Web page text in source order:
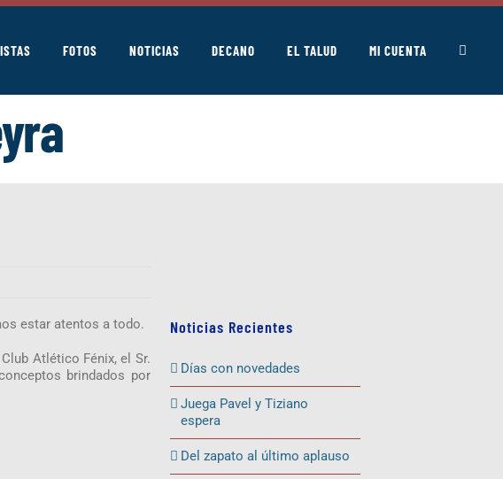
FOTOS NOTICIAS DECANO EL TALUD MI CUENTA
estar atentos a todo.
Atlético Fénix, el Sr.
brindados por
Noticias Recientes
Días con novedades
Juega Pavel y Tiziano
espera
Del zapato al último aplauso